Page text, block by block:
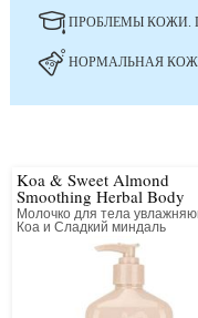
ПРОБЛЕМЫ КОЖИ.
НОРМАЛЬНАЯ
Koa & Sweet Almond
Smoothing Herbal Body
Moisturizer
Молочко для тела
Коа и Сладкий миндаль